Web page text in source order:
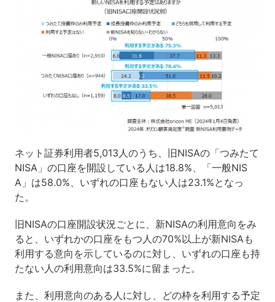
ネット証券利用者5,013人のうち、旧NISAの「つみたて
NISA」の口座を開設している人は18.8%、「一般NIS
A」は58.0%、いずれの口座もない人は23.1%となっ
た。
旧NISAの口座開設状況ごとに、新NISAの利用意向をみ
ると、いずれかの口座をもつ人の70%以上が新NISAも
利用する意向を示しているのに対し、いずれの口座も持
たない人の利用意向は33.5%に留まった。
また、利用意向のある人に対し、どの枠を利用する予定